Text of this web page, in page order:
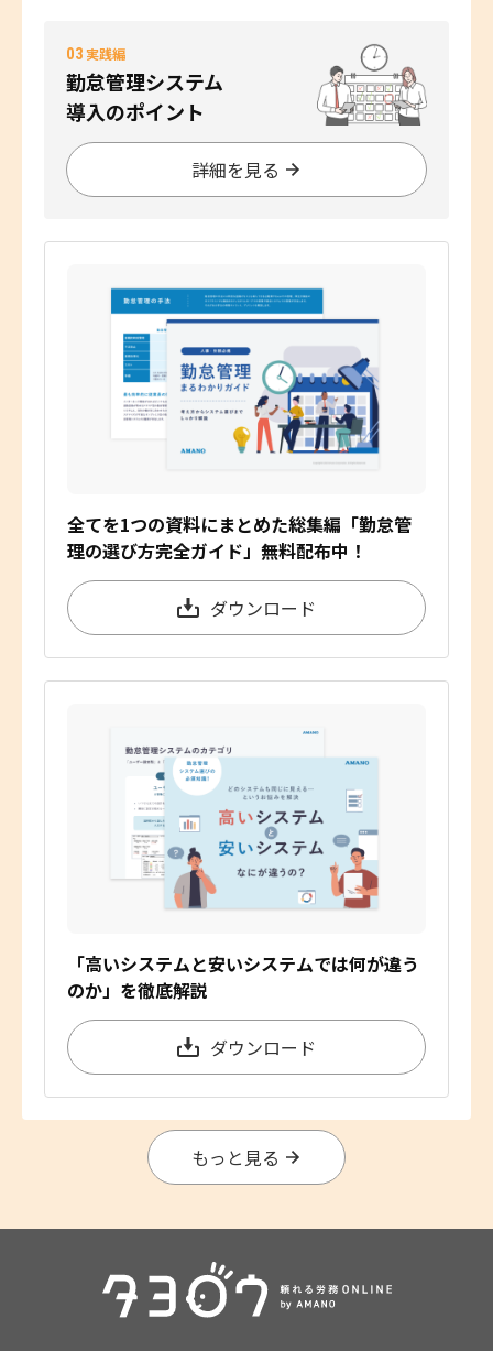
03実践編
勤怠管理システム
導入のポイント
詳細を見る
全てを1つの資料にまとめた総集編「勤怠管
理の選び方完全ガイド」無料配布中！
ダウンロード
「高いシステムと安いシステムでは何が違う
のか」を徹底解説
ダウンロード
もっと見る